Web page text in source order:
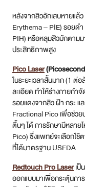
เจ็บ ไม่ต้องพักฟื้นนาน แล
การรักษาสิวที่หลังและรอย
ยังมุ่งเน้นการฟื้นฟูสภาพผิว
สูง การเลือกวิธีการรักษา
ต่างๆ จำเป็นต้องอาศัยก
ได้ผลลัพธ์ที่ดีที่สุดและตร
การดูแลโดยตน
นอกเหนือจากการรักษาโ
จะช่วยเสริมประสิทธิภาพ
การทำความสะอาด :
เฉพาะหลังออกกำลัง
ทำความสะอาดที่อ่อน